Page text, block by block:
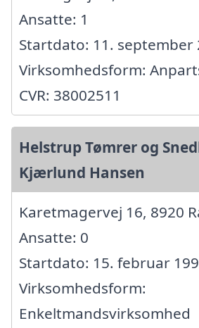
Ansatte: 1
Startdato: 11. september
Virksomhedsform:
CVR: 38002511
Helstrup Tømrer og
Kjærlund Hansen
Karetmagervej 16, 8920
Ansatte: 0
Startdato: 15. februar
Virksomhedsform:
Enkeltmandsvirksomhed